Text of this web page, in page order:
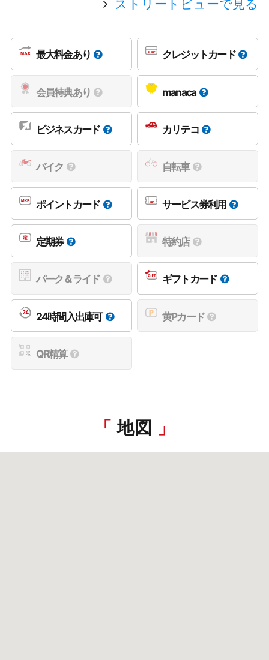
ストリートビューで見る
最大料金あり クレジットカード
会員特典あり manaca
ビジネスカード カリテコ
バイク 自転車
ポイントカード サービス券利用
定期券 特約店
パーク＆ライド ギフトカード
24時間入出庫可 黄Pカード
QR精算
地図